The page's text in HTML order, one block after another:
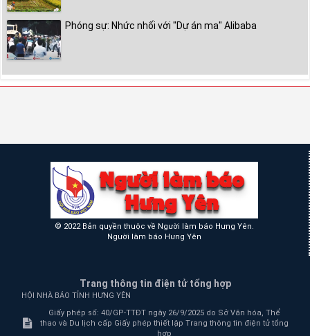
Phóng sự: Nhức nhối với "Dự án ma" Alibaba
© 2022 Bản quyền thuộc về Người làm báo Hưng Yên.
Người làm báo Hưng Yên
Trang thông tin điện tử tổng hợp
HỘI NHÀ BÁO TỈNH HƯNG YÊN
Giấy phép số: 40/GP-TTĐT ngày 26/9/2025 do Sở Văn hóa, Thể
thao và Du lịch cấp Giấy phép thiết lập Trang thông tin điện tử tổng
hợp